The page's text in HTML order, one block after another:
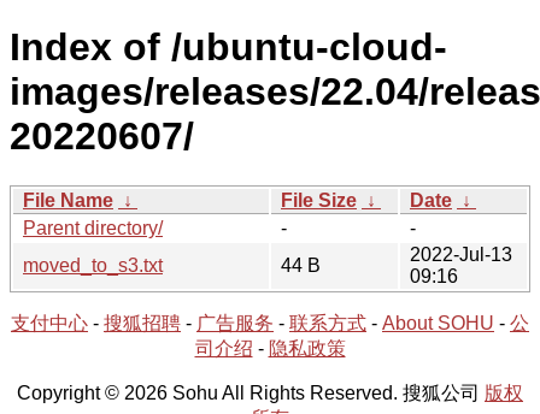
Index of /ubuntu-cloud-
images/releases/22.04/
20220607/
File Name ↓ File Size ↓ Date ↓
Parent directory/
-
-
moved_to_s3.txt
44 B
2022-Jul-13
09:16
支付中心 - 搜狐招聘 - 广告服务 - 联系方式 - About SOHU - 公
司介绍 - 隐私政策
Copyright © 2026 Sohu All Rights Reserved. 搜狐公司 版权